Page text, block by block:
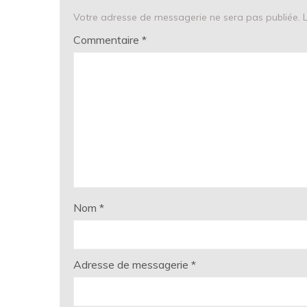
Votre adresse de messagerie ne sera pas publiée.
Commentaire *
Nom *
Adresse de messagerie *